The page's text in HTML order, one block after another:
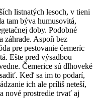
listnatých lesoch, v tieni
tam býva humusovitá,
doby. Podobné
záhrade. Aspoň bez
pre pestovanie čemeríc
Ešte pred výsadbou
Čemerice sú dlhoveké
Keď sa im to podarí,
ich ale príliš neteší,
nové prostredie trvať aj